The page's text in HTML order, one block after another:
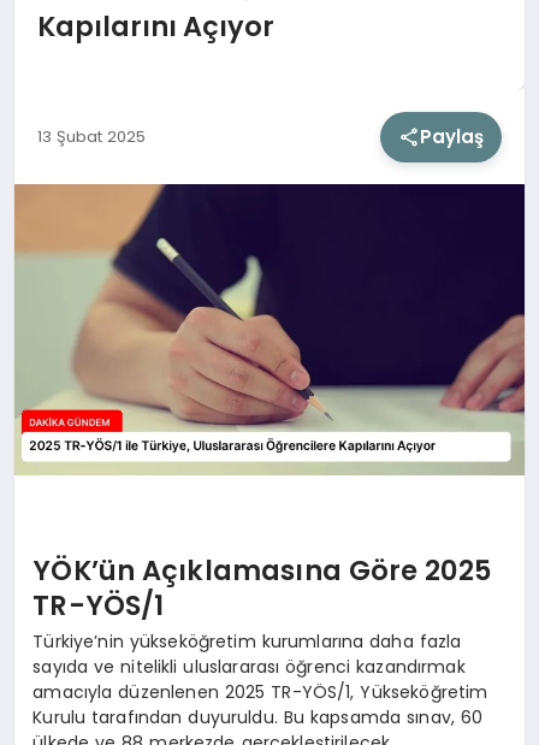
SIYASET
EĞITIM
Kapılarını Açıyor
13 Şubat 2025 Paylaş
YÖK’ün Açıklamasına Göre 2025
TR-YÖS/1
Türkiye’nin yükseköğretim kurumlarına daha fazla
sayıda ve nitelikli uluslararası öğrenci kazandırmak
amacıyla düzenlenen 2025 TR-YÖS/1, Yükseköğretim
Kurulu tarafından duyuruldu. Bu kapsamda sınav, 60